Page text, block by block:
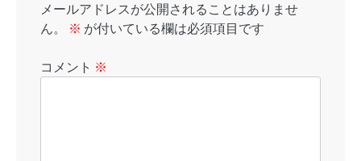
メールアドレスが公開されることはありませ
ん。
※ が付いている欄は必須項目です
コメント ※